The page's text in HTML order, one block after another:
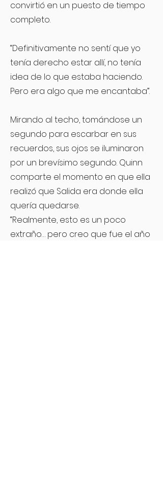
convirtió en un puesto de tiempo
completo.
“Definitivamente no sentí que yo
tenía derecho estar allí, no tenía
idea de lo que estaba haciendo.
Pero era algo que me encantaba”.
Mirando al techo, tomándose un
segundo para escarbar en sus
recuerdos, sus ojos se iluminaron
por un brevísimo segundo. Quinn
comparte el momento en que ella
realizó que Salida era donde ella
quería quedarse.
“Realmente, esto es un poco
extraño… pero creo que fue el año